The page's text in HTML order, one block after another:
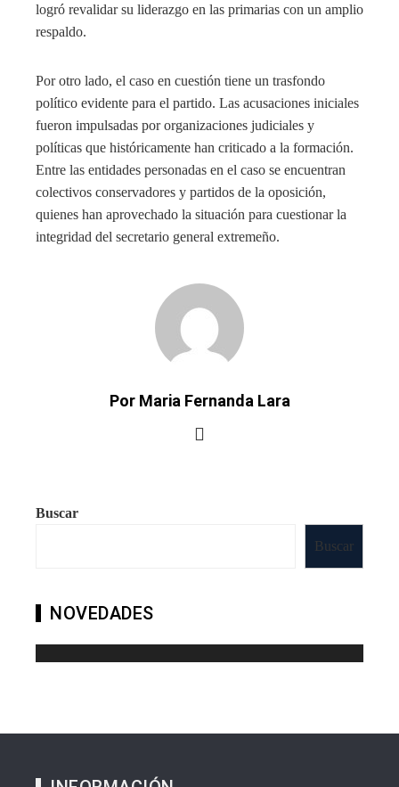
logró revalidar su liderazgo en las primarias con un amplio
respaldo.
Por otro lado, el caso en cuestión tiene un trasfondo
político evidente para el partido. Las acusaciones iniciales
fueron impulsadas por organizaciones judiciales y
políticas que históricamente han criticado a la formación.
Entre las entidades personadas en el caso se encuentran
colectivos conservadores y partidos de la oposición,
quienes han aprovechado la situación para cuestionar la
integridad del secretario general extremeño.
Por Maria Fernanda Lara
Buscar
Buscar
NOVEDADES